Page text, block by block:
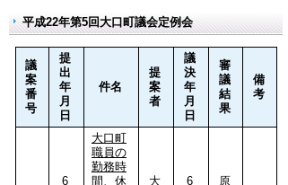
平成22年第5回大口町議会定例会
議
案
番
号
提
出
年
月
日
件名
提
案
者
議
決
年
月
日
審
議
結
果
備
考
6
大口町
職員の
勤務時
間、休
大
6
原